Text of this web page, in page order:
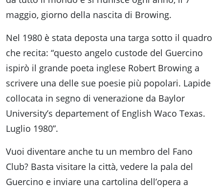
maggio, giorno della nascita di Browing.
Nel 1980 è stata deposta una targa sotto il quadro
che recita: “questo angelo custode del Guercino
ispirò il grande poeta inglese Robert Browing a
scrivere una delle sue poesie più popolari. Lapide
collocata in segno di venerazione da Baylor
University’s departement of English Waco Texas.
Luglio 1980”.
Vuoi diventare anche tu un membro del Fano
Club? Basta visitare la città, vedere la pala del
Guercino e inviare una cartolina dell’opera a